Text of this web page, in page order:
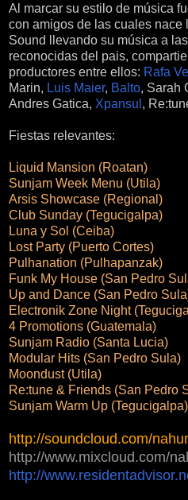
Al marcar su estilo de música
con amigos de las cuales nace
Sound llevando su música a
reconocidas del pais,
productores entre ellos: Rafa
Marin, Luis Maier, Balto, Sarah
Andres Gatica, Xpansul ,
Fiestas relevantes:
Liquid Mansion (Roatan)
Sunjam Week Menu (Utila)
Arsis Showcase (Regional)
Club Sunday (Tegucigalpa)
Luna y Sol (Ceiba)
Lost Party (Puerto Cortes)
Pulhanation (Pulhapanzak)
Funk My House (San Pedro
Up and Dance (San Pedro
Electronik Zone Night
4 Promotions (Guatemala)
Sunjam Radio (Santa Lucia)
Modular Hits (San Pedro Sula)
Moondust (Utila)
Re:tune & Friends (San Pedro
Sunjam Warm Up (Tegucigalpa)
http://soundcloud.com/
http://www.mixcloud.com/
http://